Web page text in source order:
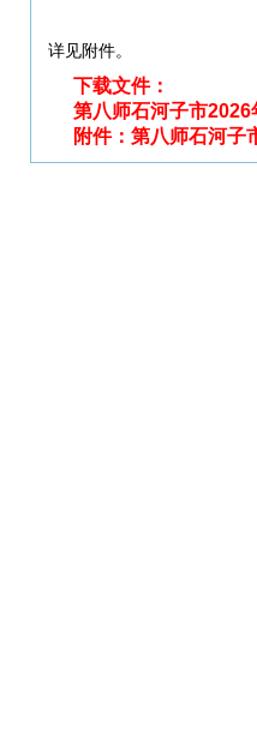
详见附件。
下载文件：
第八师石河子市
附件：第八师石河子